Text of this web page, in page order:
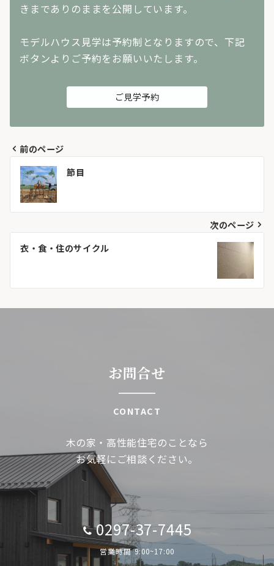
きまでありのままを公開しています。
モデルハウス見学は予約制となりますので、下記
ボタンよりご予約をお願いいたします。
ご見学予約
投
稿
ナ
ビ
ゲ
前のページ
節目
次のページ
衣・食・住のサイクル
お問合せ
CONTACT
木の家・高性能住宅のことなら
お気軽にご相談ください。
0297-37-7445
営業時間 9:00~17:00